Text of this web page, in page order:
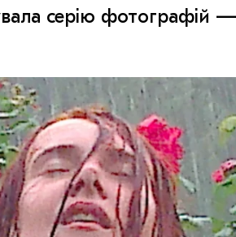
серію фотографій